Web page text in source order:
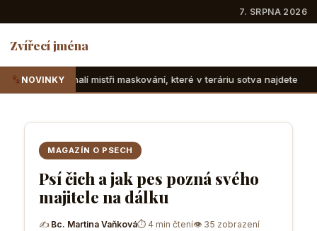
7. SRPNA 2026
Zvířecí jména
NOVINKY
maskování, které v teráriu sotva najdete
MAGAZÍN O PSECH
Psí čich a jak pes pozná svého
majitele na dálku
✍ Bc. Martina Vaňková⏱ 4 min čtení👁 35 zobrazení